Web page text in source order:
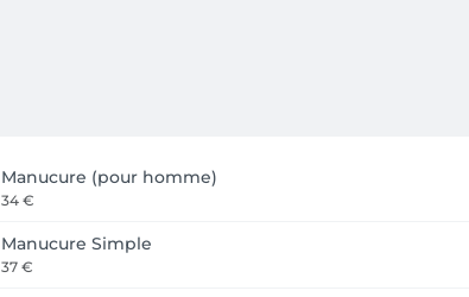
Manucure (pour homme)
34 €
Manucure Simple
37 €